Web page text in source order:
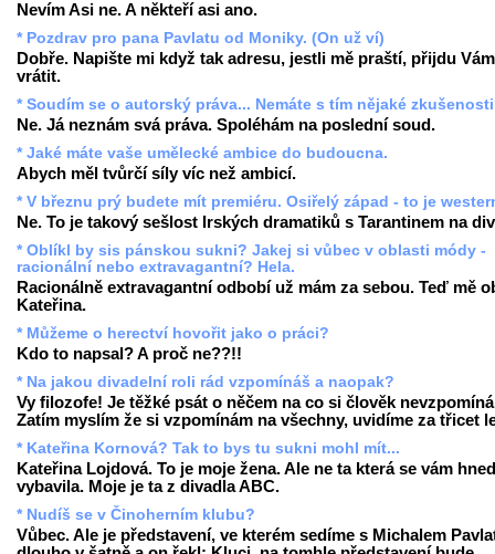
Nevím Asi ne. A někteří asi ano.
* Pozdrav pro pana Pavlatu od Moniky. (On už ví)
Dobře. Napište mi když tak adresu, jestli mě praští, přijdu
vrátit.
* Soudím se o autorský práva... Nemáte s tím nějaké
Ne. Já neznám svá práva. Spoléhám na poslední soud.
* Jaké máte vaše umělecké ambice do budoucna.
Abych měl tvůrčí síly víc než ambicí.
* V březnu prý budete mít premiéru. Osiřelý západ - to je
Ne. To je takový sešlost Irských dramatiků s Tarantinem na
* Oblíkl by sis pánskou sukni? Jakej si vůbec v oblasti módy -
racionální nebo extravagantní? Hela.
Racionálně extravagantní odbobí už mám za sebou. Teď mě
Kateřina.
* Můžeme o herectví hovořit jako o práci?
Kdo to napsal? A proč ne??!!
* Na jakou divadelní roli rád vzpomínáš a naopak?
Vy filozofe! Je těžké psát o něčem na co si člověk
Zatím myslím že si vzpomínám na všechny, uvidíme za třicet
* Kateřina Kornová? Tak to bys tu sukni mohl mít...
Kateřina Lojdová. To je moje žena. Ale ne ta která se vám hned
vybavila. Moje je ta z divadla ABC.
* Nudíš se v Činoherním klubu?
Vůbec. Ale je představení, ve kterém sedíme s Michalem